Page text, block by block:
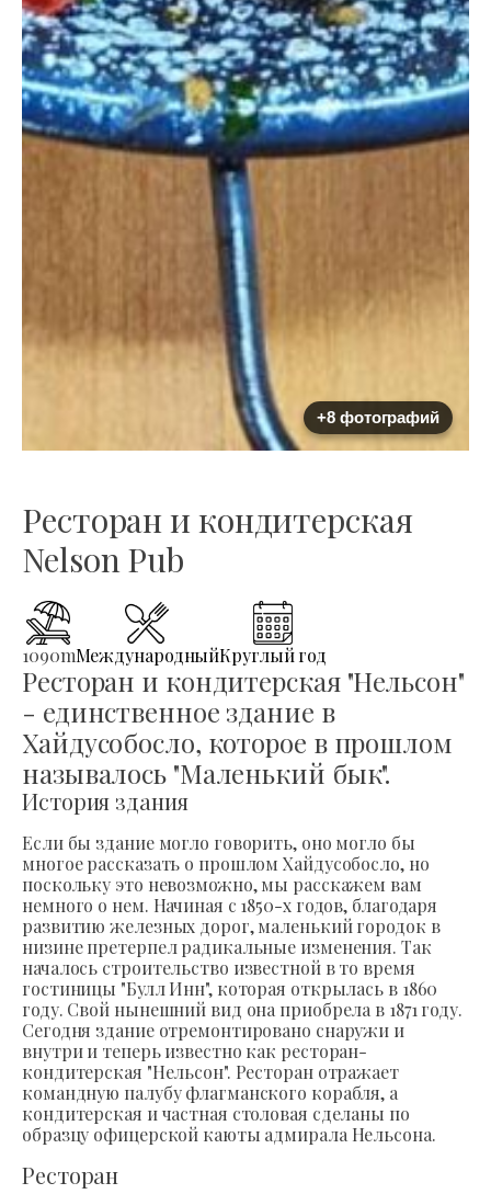
+8 фотографий
Ресторан и кондитерская
Nelson Pub
1090mМеждународныйКруглый год
Ресторан и кондитерская "Нельсон"
- единственное здание в
Хайдусобосло, которое в прошлом
называлось "Маленький бык".
История здания
Если бы здание могло говорить, оно могло бы
многое рассказать о прошлом Хайдусобосло, но
поскольку это невозможно, мы расскажем вам
немного о нем. Начиная с 1850-х годов, благодаря
развитию железных дорог, маленький городок в
низине претерпел радикальные изменения. Так
началось строительство известной в то время
гостиницы "Булл Инн", которая открылась в 1860
году. Свой нынешний вид она приобрела в 1871 году.
Сегодня здание отремонтировано снаружи и
внутри и теперь известно как ресторан-
кондитерская "Нельсон". Ресторан отражает
командную палубу флагманского корабля, а
кондитерская и частная столовая сделаны по
образцу офицерской каюты адмирала Нельсона.
Ресторан